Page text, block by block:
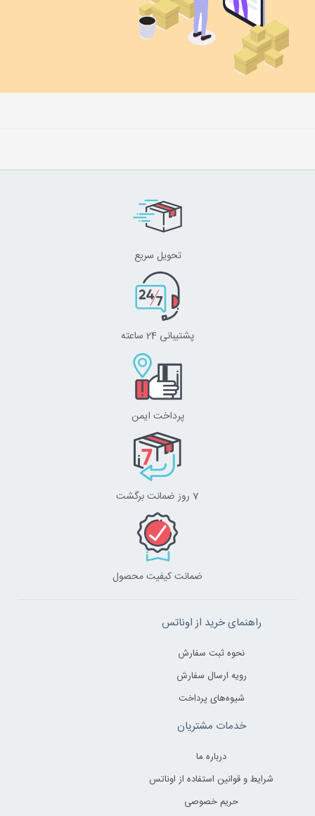
تحویل سریع
پشتیبانی 24 ساعته
پرداخت ایمن
7 روز ضمانت برگشت
ضمانت کیفیت محصول
راهنمای خرید از اوناتس
نحوه ثبت سفارش
رویه ارسال سفارش
شیوه‌های پرداخت
خدمات مشتریان
درباره ما
شرایط و قوانین استفاده از اوناتس
حریم خصوصی